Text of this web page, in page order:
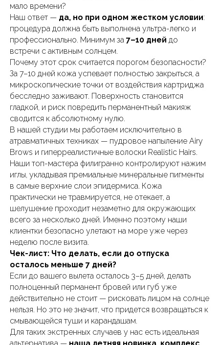
мало времени?
Наш ответ — да, но при одном жестком условии:
процедура должна быть выполнена ультра-легко и
профессионально. Минимум за 7–10 дней до
встречи с активным солнцем.
Почему этот срок считается порогом безопасности?
За 7–10 дней кожа успевает полностью закрыться, а
микроскопические точки от воздействия картриджа
бесследно заживают. Поверхность становится
гладкой, и риск повредить перманентный макияж
сводится к абсолютному нулю.
В нашей студии мы работаем исключительно в
атравматичных техниках — пудровое напыление Airy
Brows и гиперреалистичные волоски Realistic Hairs.
Наши топ-мастера филигранно контролируют нажим
иглы, укладывая премиальные минеральные пигменты
в самые верхние слои эпидермиса. Кожа
практически не травмируется, не отекает, а
шелушение проходит незаметно для окружающих
всего за несколько дней. Именно поэтому наши
клиентки безопасно улетают на море уже через
неделю после визита.
Чек-лист: Что делать, если до отпуска
осталось меньше 7 дней?
Если до вашего вылета осталось 3–5 дней, делать
полноценный перманент бровей или губ уже
действительно не стоит — рисковать лицом на солнце
нельзя. Но это не значит, что придется возвращаться к
смывающейся туши и карандашам.
Для таких экстренных случаев у нас есть идеальная